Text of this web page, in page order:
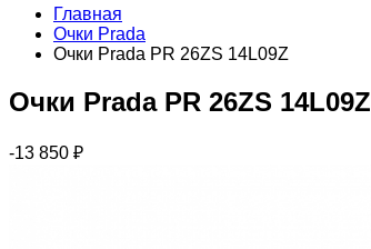
Главная
Очки Prada
Очки Prada PR 26ZS 14L09Z
Очки Prada PR 26ZS 14L09Z
-13 850 ₽